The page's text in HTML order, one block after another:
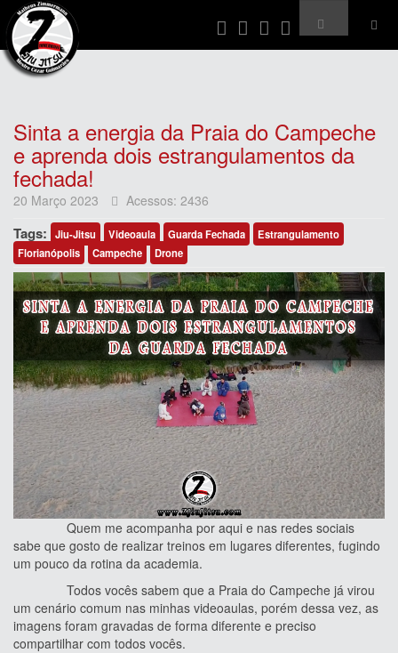
Sinta a energia da Praia do Campeche
e aprenda dois estrangulamentos da
fechada!
20 Março 2023 Acessos: 2436
Tags: Jiu-Jitsu Videoaula Guarda Fechada
Estrangulamento
Florianópolis
Campeche Drone
Quem me acompanha por aqui e nas redes sociais
sabe que gosto de realizar treinos em lugares diferentes, fugindo
um pouco da rotina da academia.
Todos vocês sabem que a Praia do Campeche já virou
um cenário comum nas minhas videoaulas, porém dessa vez, as
imagens foram gravadas de forma diferente e preciso
compartilhar com todos vocês.